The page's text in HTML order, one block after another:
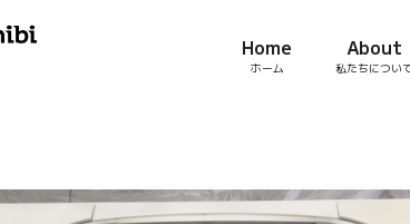
Home
ホーム
About
私たちについ